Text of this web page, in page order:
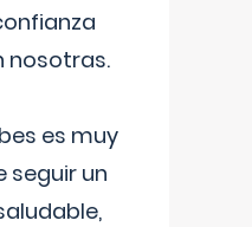
nosotras.
es muy
seguir un